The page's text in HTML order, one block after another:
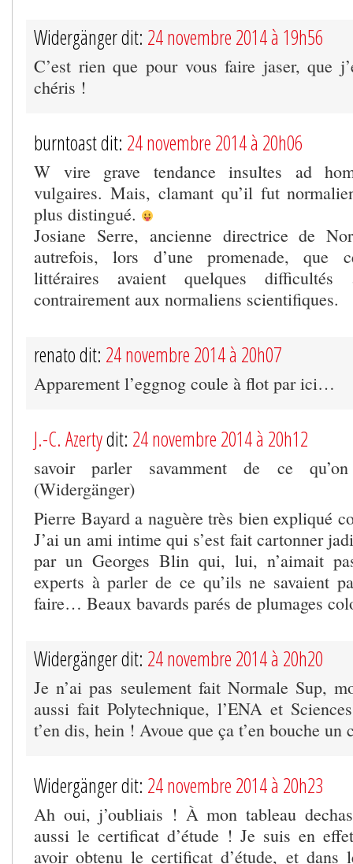
Widergänger dit: 24 novembre 2014 à 19h56
C’est rien que pour vous faire jaser, que
chéris !
burntoast dit: 24 novembre 2014 à 20h06
W vire grave tendance insultes ad
vulgaires. Mais, clamant qu’il fut
plus distingué.
Josiane Serre, ancienne directrice de
autrefois, lors d’une promenade, que
littéraires avaient quelques
contrairement aux normaliens scientifiques.
renato dit: 24 novembre 2014 à 20h07
Apparement l’eggnog coule à flot par ici…
J.-C. Azertydit: 24 novembre 2014 à 20h12
savoir parler savamment de ce
(Widergänger)
Pierre Bayard a naguère très bien expliqué
J’ai un ami intime qui s’est fait cartonner
par un Georges Blin qui, lui, n’aimait
experts à parler de ce qu’ils ne savaient
faire… Beaux bavards parés de plumages
Widergänger dit: 24 novembre 2014 à 20h20
Je n’ai pas seulement fait Normale Sup,
aussi fait Polytechnique, l’ENA et
t’en dis, hein ! Avoue que ça t’en bouche un
Widergänger dit: 24 novembre 2014 à 20h23
Ah oui, j’oubliais ! À mon tableau
aussi le certificat d’étude ! Je suis en
avoir obtenu le certificat d’étude, et dans